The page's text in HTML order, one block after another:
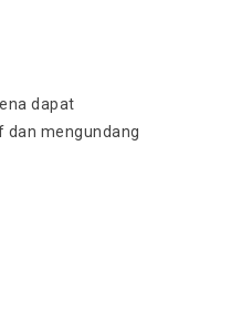
dapat
dan mengundang